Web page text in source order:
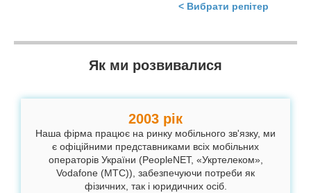
< Вибрати репітер
Як ми розвивалися
2003 рік
Наша фірма працює на ринку мобільного зв'язку, ми
є офіційними представниками всіх мобільних
операторів України (PeopleNET, «Укртелеком»,
Vodafone (МТС)), забезпечуючи потреби як
фізичних, так і юридичних осіб.